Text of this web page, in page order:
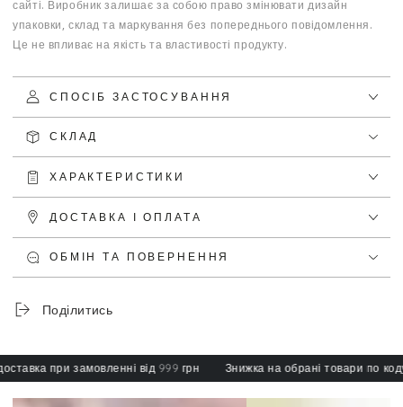
сайті. Виробник залишає за собою право змінювати дизайн
упаковки, склад та маркування без попереднього повідомлення.
Це не впливає на якість та властивості продукту.
СПОСІБ ЗАСТОСУВАННЯ
СКЛАД
ХАРАКТЕРИСТИКИ
ДОСТАВКА І ОПЛАТА
ОБМІН ТА ПОВЕРНЕННЯ
Поділитись
при замовленні від 999 грн Знижка на обрані товари по коду: